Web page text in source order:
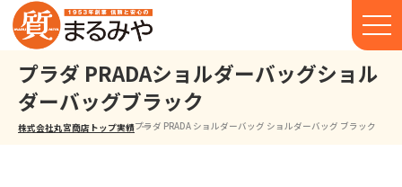
プラダ PRADAショルダーバッグショル
ダーバッグブラック
株式会社丸宮商店トップ⁩実績プラダ PRADA ショルダーバッグ ショルダーバッグ ブラック